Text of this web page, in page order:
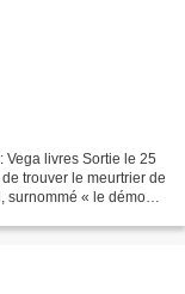
Vega livres Sortie le 25
trouver le meurtrier de
« le démon